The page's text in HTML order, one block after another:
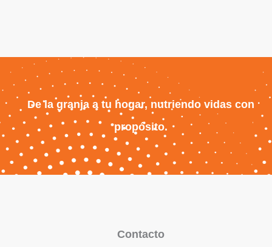
De la granja a tu hogar, nutriendo vidas con
propósito.
Contacto